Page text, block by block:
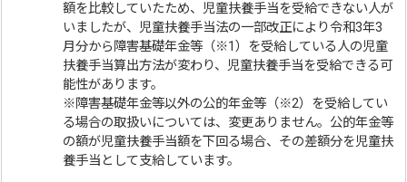
額を比較していたため、児童扶養手当を受給できない人が
いましたが、児童扶養手当法の一部改正により令和3年3
月分から障害基礎年金等（※1）を受給している人の児童
扶養手当算出方法が変わり、児童扶養手当を受給できる可
能性があります。
※障害基礎年金等以外の公的年金等（※2）を受給してい
る場合の取扱いについては、変更ありません。公的年金等
の額が児童扶養手当額を下回る場合、その差額分を児童扶
養手当として支給しています。